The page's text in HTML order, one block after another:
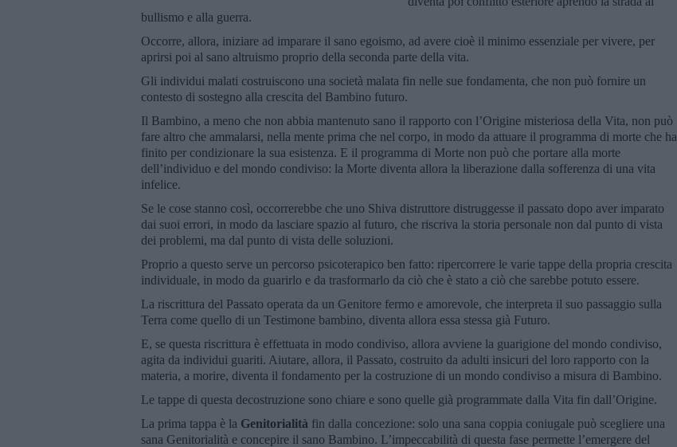
bullismo e alla guerra.
Occorre, allora, iniziare ad imparare il sano egoismo, ad avere cioè il minimo essenziale per vivere, per
aprirsi poi al sano altruismo proprio della seconda parte della vita.
Gli individui malati costruiscono una società malata fin nelle sue fondamenta, che non può fornire un
contesto di sostegno alla crescita del Bambino futuro.
Il Bambino, a meno che non abbia mantenuto sano il rapporto con l’Origine misteriosa della Vita, non può
fare altro che ammalarsi, nella mente prima che nel corpo, in modo da attuare il programma di morte che ha
finito per condizionare la sua esistenza. E il programma di Morte non può che portare alla morte
dell’individuo e del mondo condiviso: la Morte diventa allora la liberazione dalla sofferenza di una vita
infelice.
Se le cose stanno così, occorrerebbe che uno Shiva distruttore distruggesse il passato dopo aver imparato
dai suoi errori, in modo da lasciare spazio al futuro, che riscriva la storia personale non dal punto di vista
dei problemi, ma dal punto di vista delle soluzioni.
Proprio a questo serve un percorso psicoterapico ben fatto: ripercorrere le varie tappe della propria crescita
individuale, in modo da guarirlo e da trasformarlo da ciò che è stato a ciò che sarebbe potuto essere.
La riscrittura del Passato operata da un Genitore fermo e amorevole, che interpreta il suo passaggio sulla
Terra come quello di un Testimone bambino, diventa allora essa stessa già Futuro.
E, se questa riscrittura è effettuata in modo condiviso, allora avviene la guarigione del mondo condiviso,
agita da individui guariti. Aiutare, allora, il Passato, costruito da adulti insicuri del loro rapporto con la
materia, a morire, diventa il fondamento per la costruzione di un mondo condiviso a misura di Bambino.
Le tappe di questa decostruzione sono chiare e sono quelle già programmate dalla Vita fin dall’Origine.
La prima tappa è la Genitorialità fin dalla concezione: solo una sana coppia coniugale può scegliere una
sana Genitorialità e concepire il sano Bambino. L’impeccabilità di questa fase permette l’emergere del